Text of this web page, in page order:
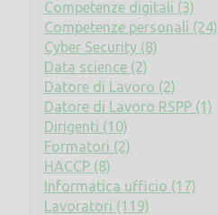
Competenze digitali (3)
Competenze personali (24)
Cyber Security (8)
Data science (2)
Datore di Lavoro (2)
Datore di Lavoro RSPP (1)
Dirigenti (10)
Formatori (2)
HACCP (8)
Informatica ufficio (17)
Lavoratori (119)